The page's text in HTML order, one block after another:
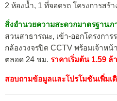
2 ห้องน้ำ, 1 ที่จอดรถ โครงการสร้า
สิ่งอำนวยความสะดวกมาตรฐานภ
สวนสาธารณะ, เข้า-ออกโครงการ
กล้องวงจรปิด CCTV พร้อมเจ้าห
ตลอด 24 ชม. ราคาเริ่มต้น 1.59 ล้
สอบถามข้อมูลและโปรโมชันเพิ่มเ